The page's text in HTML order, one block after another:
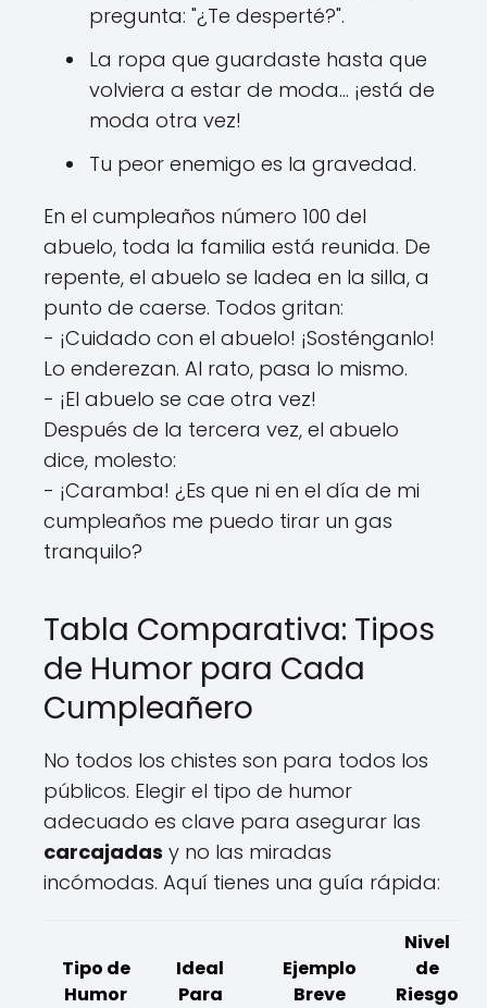
pregunta: "¿Te desperté?".
La ropa que guardaste hasta que
volviera a estar de moda... ¡está de
moda otra vez!
Tu peor enemigo es la gravedad.
En el cumpleaños número 100 del
abuelo, toda la familia está reunida. De
repente, el abuelo se ladea en la silla, a
punto de caerse. Todos gritan:
- ¡Cuidado con el abuelo! ¡Sosténganlo!
Lo enderezan. Al rato, pasa lo mismo.
- ¡El abuelo se cae otra vez!
Después de la tercera vez, el abuelo
dice, molesto:
- ¡Caramba! ¿Es que ni en el día de mi
cumpleaños me puedo tirar un gas
tranquilo?
Tabla Comparativa: Tipos
de Humor para Cada
Cumpleañero
No todos los chistes son para todos los
públicos. Elegir el tipo de humor
adecuado es clave para asegurar las
carcajadas y no las miradas
incómodas. Aquí tienes una guía rápida:
Tipo de
Humor
Ideal
Para
Ejemplo
Breve
Nivel
de
Riesgo